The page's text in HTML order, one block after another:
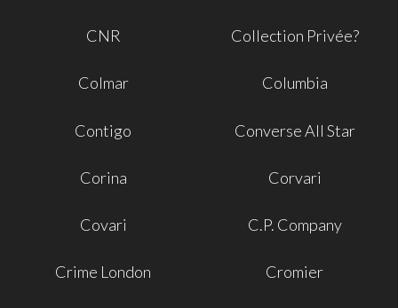
CNR Collection Privée?
Colmar Columbia
Contigo Converse All Star
Corina Corvari
Covari C.P. Company
Crime London Cromier